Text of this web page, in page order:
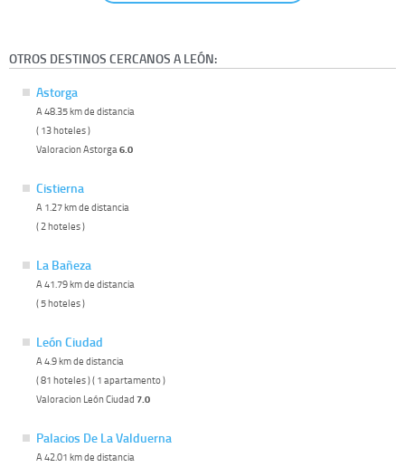
OTROS DESTINOS CERCANOS A LEÓN:
Astorga
A 48.35 km de distancia
( 13 hoteles )
Valoracion Astorga 6.0
Cistierna
A 1.27 km de distancia
( 2 hoteles )
La Bañeza
A 41.79 km de distancia
( 5 hoteles )
León Ciudad
A 4.9 km de distancia
( 81 hoteles ) ( 1 apartamento )
Valoracion León Ciudad 7.0
Palacios De La Valduerna
A 42.01 km de distancia